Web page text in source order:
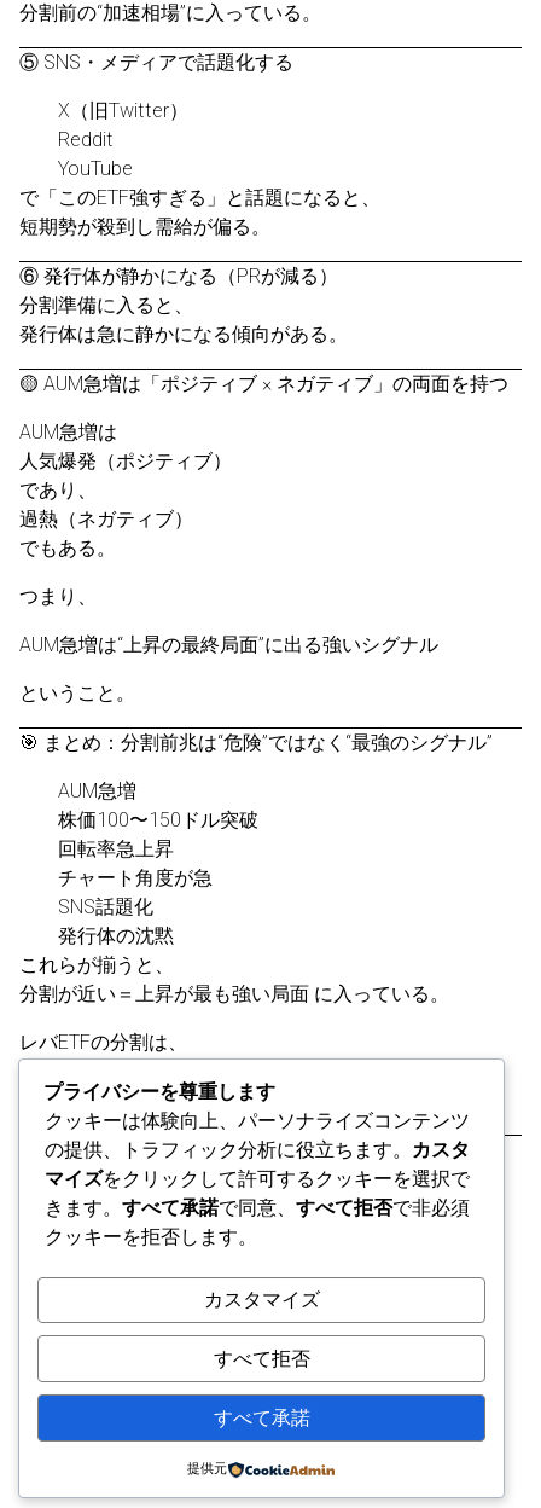
分割前の“加速相場”に入っている。
⑤ SNS・メディアで話題化する
X（旧Twitter）
Reddit
YouTube
で「このETF強すぎる」と話題になると、
短期勢が殺到し需給が偏る。
⑥ 発行体が静かになる（PRが減る）
分割準備に入ると、
発行体は急に静かになる傾向がある。
🟡 AUM急増は「ポジティブ × ネガティブ」の両面を持つ
AUM急増は
人気爆発（ポジティブ）
であり、
過熱（ネガティブ）
でもある。
つまり、
AUM急増は“上昇の最終局面”に出る強いシグナル
ということ。
🎯 まとめ：分割前兆は“危険”ではなく“最強のシグナル”
AUM急増
株価100〜150ドル突破
回転率急上昇
チャート角度が急
SNS話題化
発行体の沈黙
これらが揃うと、
分割が近い＝上昇が最も強い局面 に入っている。
レバETFの分割は、
同時に 過熱のサイン でもある。
※金融商品をすすめていない
@ psychicrepair.com
プライバシーを尊重します
クッキーは体験向上、パーソナライズコンテンツ
の提供、トラフィック分析に役立ちます。
カスタ
マイズをクリックして許可するクッキーを選択で
きます。 すべて承諾で同意、 すべて拒否で非必須
クッキーを拒否します。
カスタマイズ
すべて拒否
すべて承諾
提供元